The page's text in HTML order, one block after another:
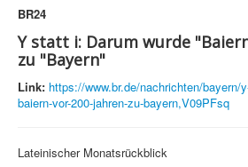
BR24
Y statt i: Darum wurde
zu "Bayern"
Link: https://www.br.de/nachrichten/bayern/
baiern-vor-200-jahren-zu-bayern,V09PFsq
Lateinischer Monatsrückblick